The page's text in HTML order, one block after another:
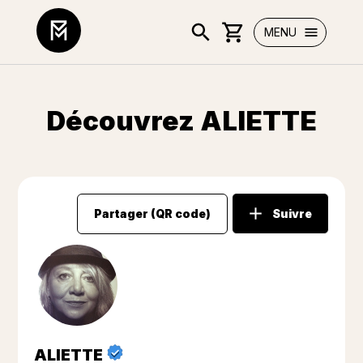
MENU
Découvrez ALIETTE
Partager (QR code) Suivre
ALIETTE